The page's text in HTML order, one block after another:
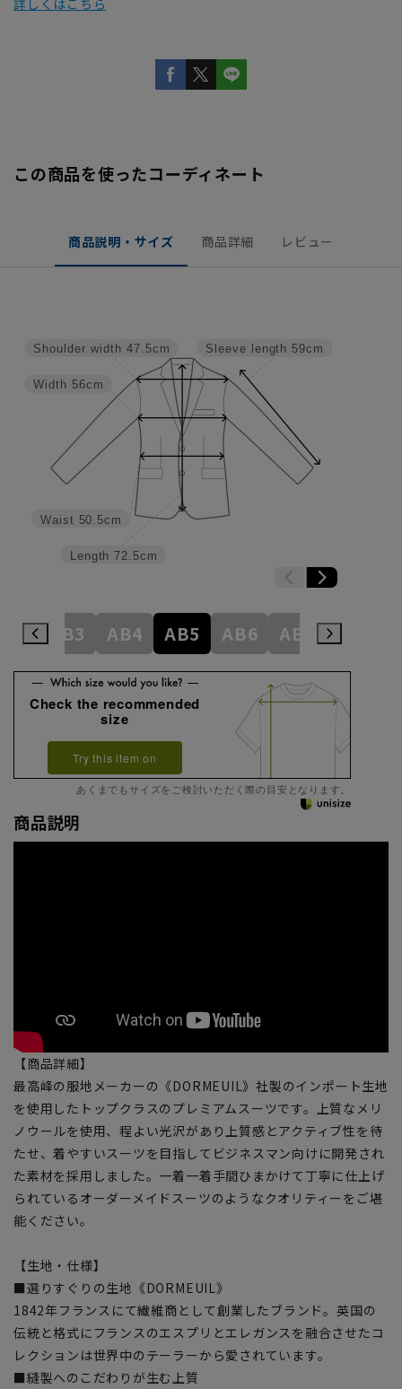
この商品を使ったコーディネート
商品説明・サイズ 商品詳細 レビュー
Sleeve length 59cm
Length 72.5cm
Waist 50.5cm
Width 56cm
Shoulder width 47.5cm
A8 AB3 AB4 AB5 AB6 AB7 AB8
Check the recommended
size
Try this item on
あくまでもサイズをご検討いただく際の目安となります。
商品説明
【商品詳細】
最高峰の服地メーカーの《DORMEUIL》社製のインポート生地
を使用したトップクラスのプレミアムスーツです。上質なメリ
ノウールを使用、程よい光沢があり上質感とアクティブ性を待
たせ、着やすいスーツを目指してビジネスマン向けに開発され
た素材を採用しました。一着一着手間ひまかけて丁寧に仕上げ
られているオーダーメイドスーツのようなクオリティーをご堪
能ください。
【生地・仕様】
■選りすぐりの生地《DORMEUIL》
1842年フランスにて繊維商として創業したブランド。英国の
伝統と格式にフランスのエスプリとエレガンスを融合させたコ
レクションは世界中のテーラーから愛されています。
■縫製へのこだわりが生む上質